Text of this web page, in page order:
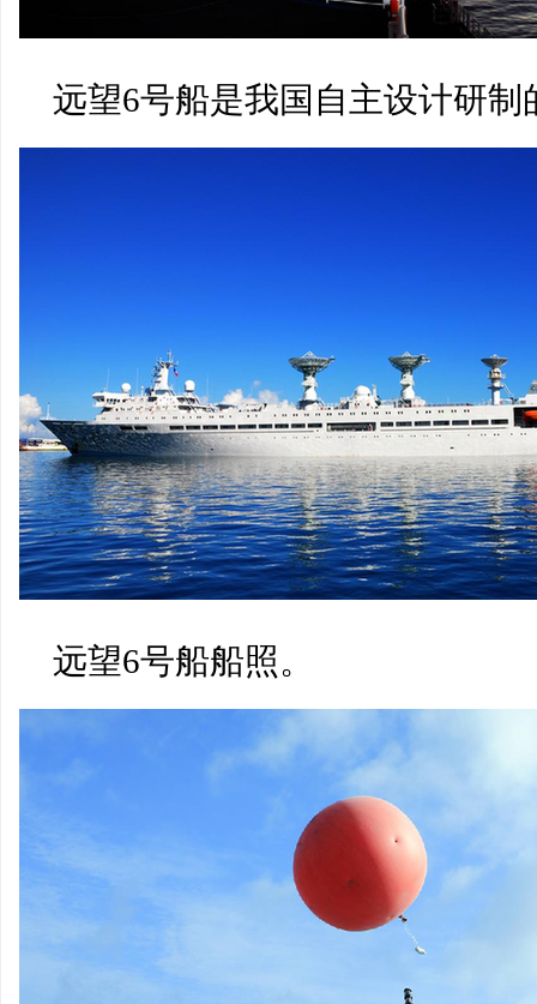
远望6号船是我国自主设计研
远望6号船船照。